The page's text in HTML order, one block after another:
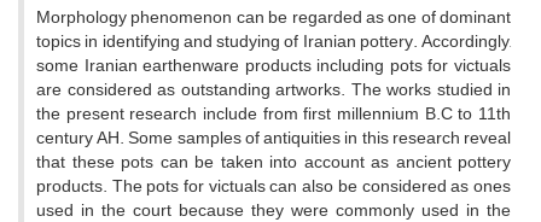
Morphology phenomenon can be regarded as one of dominant
topics in identifying and studying of Iranian pottery. Accordingly,
some Iranian earthenware products including pots for victuals
are considered as outstanding artworks. The works studied in
the present research include from first millennium B.C to 11th
century AH. Some samples of antiquities in this research reveal
that these pots can be taken into account as ancient pottery
products. The pots for victuals can also be considered as ones
used in the court because they were commonly used in the